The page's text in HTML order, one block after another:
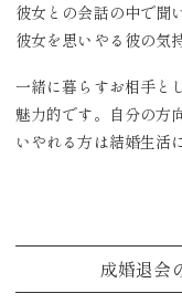
彼女との会話の中で聞
彼女を思いやる彼の気
一緒に暮らすお相手と
魅力的です。自分の方
いやれる方は結婚生活
成婚退会